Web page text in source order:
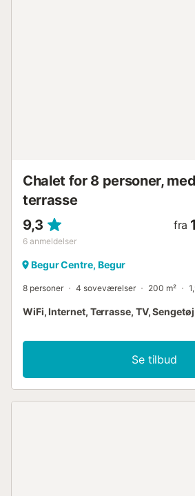
Chalet for 8 personer,
terrasse
9,3
6 anmeldelser
fra
Begur Centre, Begur
8 personer 4 soveværelser 200 m²
WiFi, Internet, Terrasse, TV,
Se tilbud